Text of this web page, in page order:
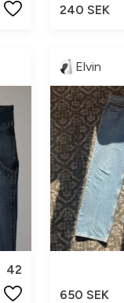
240 SEK
42
Elvin
650 SEK